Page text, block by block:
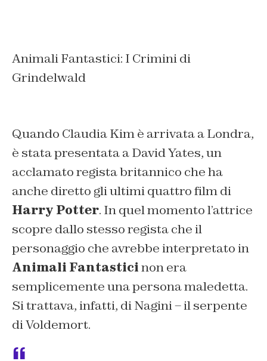
Animali Fantastici: I Crimini di
Grindelwald
Quando Claudia Kim è arrivata a Londra,
è stata presentata a David Yates, un
acclamato regista britannico che ha
anche diretto gli ultimi quattro film di
Harry Potter. In quel momento l’attrice
scopre dallo stesso regista che il
personaggio che avrebbe interpretato in
Animali Fantasticinon era
semplicemente una persona maledetta.
Si trattava, infatti, di Nagini – il serpente
di Voldemort.